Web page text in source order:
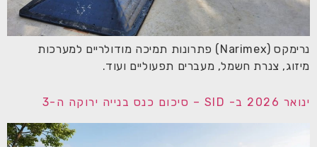
נרימקס (Narimex) פתרונות תמיכה מודולריים למערכות
מיזוג, צנרת חשמל, מעברים תפעוליים ועוד.
ינואר 2026 ב- SID – סיכום כנס בנייה ירוקה ה-3